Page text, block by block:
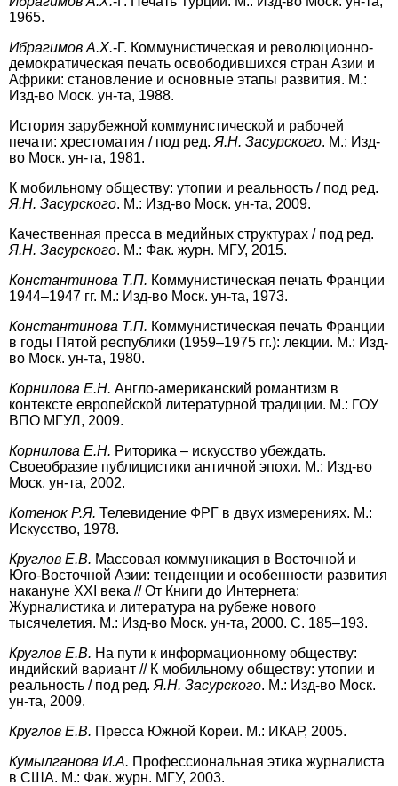
1965.
Ибрагимов А.Х.-Г. Коммунистическая и революционно-
демократическая печать освободившихся стран Азии и
Африки: становление и основные этапы развития. М.:
Изд-во Моск. ун-та, 1988.
История зарубежной коммунистической и рабочей
печати: хрестоматия / под ред. Я.Н. Засурского. М.: Изд-
во Моск. ун-та, 1981.
К мобильному обществу: утопии и реальность / под ред.
Я.Н. Засурского. М.: Изд-во Моск. ун-та, 2009.
Качественная пресса в медийных структурах / под ред.
Я.Н. Засурского. М.: Фак. журн. МГУ, 2015.
Константинова Т.П. Коммунистическая печать Франции
1944–1947 гг. М.: Изд-во Моск. ун-та, 1973.
Константинова Т.П. Коммунистическая печать Франции
в годы Пятой республики (1959–1975 гг.): лекции. М.: Изд-
во Моск. ун-та, 1980.
Корнилова Е.Н. Англо-американский романтизм в
контексте европейской литературной традиции. М.: ГОУ
ВПО МГУЛ, 2009.
Корнилова Е.Н. Риторика – искусство убеждать.
Своеобразие публицистики античной эпохи. М.: Изд-во
Моск. ун-та, 2002.
Котенок Р.Я. Телевидение ФРГ в двух измерениях. М.:
Искусство, 1978.
Круглов Е.В. Массовая коммуникация в Восточной и
Юго-Восточной Азии: тенденции и особенности развития
накануне XXI века // От Книги до Интернета:
Журналистика и литература на рубеже нового
тысячелетия. М.: Изд-во Моск. ун-та, 2000. С. 185–193.
Круглов Е.В. На пути к информационному обществу:
индийский вариант // К мобильному обществу: утопии и
реальность / под ред. Я.Н. Засурского. М.: Изд-во Моск.
ун-та, 2009.
Круглов Е.В. Пресса Южной Кореи. М.: ИКАР, 2005.
Кумылганова И.А. Профессиональная этика журналиста
в США. М.: Фак. журн. МГУ, 2003.